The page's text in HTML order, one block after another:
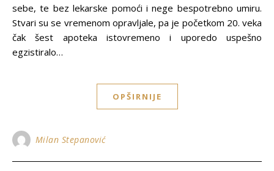
sebe, te bez lekarske pomoći i nege bespotrebno umiru.
Stvari su se vremenom opravljale, pa je početkom 20. veka
čak šest apoteka istovremeno i uporedo uspešno
egzistiralo…
OPŠIRNIJE
Milan Stepanović